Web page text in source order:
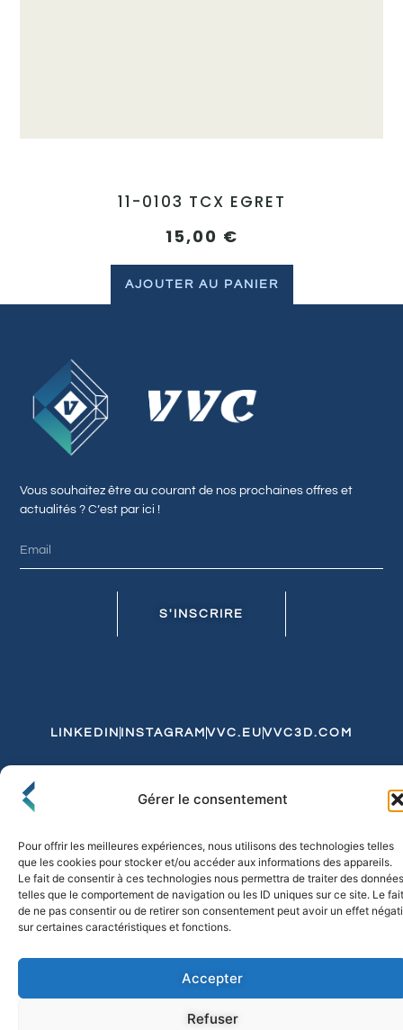
Gérer le consentement
Pour offrir les meilleures expériences, nous utilisons des technologies telles
que les cookies pour stocker et/ou accéder aux informations des appareils.
Le fait de consentir à ces technologies nous permettra de traiter des données
telles que le comportement de navigation ou les ID uniques sur ce site. Le fait
de ne pas consentir ou de retirer son consentement peut avoir un effet
sur certaines caractéristiques et fonctions.
Accepter
Refuser
11-0103 TCX EGRET
15,00 €
AJOUTER AU PANIER
Vous souhaitez être au courant de nos prochaines offres et
actualités ? C’est par ici !
S'INSCRIRE
LINKEDIN INSTAGRAM VVC.EU VVC3D.COM
Politique de Confidentialité et de CookiesExpédition et Livraison
© 2026 FLO & CO. All Rights Reserved